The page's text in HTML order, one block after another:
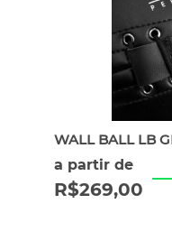
WALL BALL LB
a partir de
R$269,00